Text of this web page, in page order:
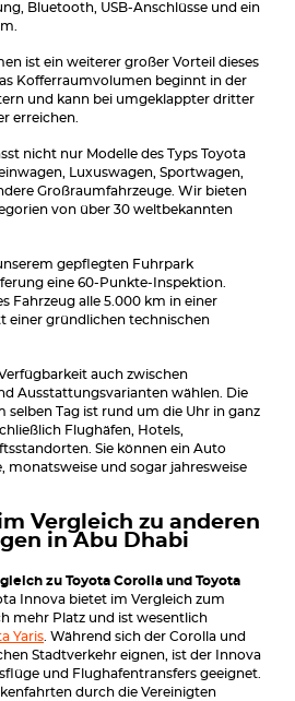
Bluetooth, USB-Anschlüsse und ein
ist ein weiterer großer Vorteil dieses
Kofferraumvolumen beginnt in der
und kann bei umgeklappter dritter
erreichen.
nicht nur Modelle des Typs Toyota
Luxuswagen, Sportwagen,
Großraumfahrzeuge. Wir bieten
von über 30 weltbekannten
gepflegten Fuhrpark
eine 60-Punkte-Inspektion.
Fahrzeug alle 5.000 km in einer
einer gründlichen technischen
auch zwischen
Ausstattungsvarianten wählen. Die
selben Tag ist rund um die Uhr in ganz
Flughäfen, Hotels,
Sie können ein Auto
monatsweise und sogar jahresweise
Vergleich zu anderen
in Abu Dhabi
zu Toyota Corolla und Toyota
Innova bietet im Vergleich zum
mehr Platz und ist wesentlich
Yaris . Während sich der Corolla und
Stadtverkehr eignen, ist der Innova
und Flughafentransfers geeignet.
durch die Vereinigten